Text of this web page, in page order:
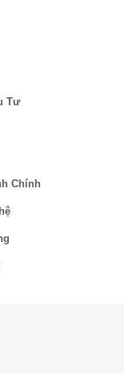
Tư
Chính